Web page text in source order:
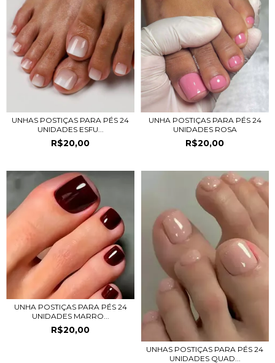
UNHAS POSTIÇAS PARA PÉS 24
UNIDADES ESFU...
R$20,00
UNHA POSTIÇAS PARA PÉS 24
UNIDADES ROSA
R$20,00
UNHA POSTIÇAS PARA PÉS 24
UNIDADES MARRO...
R$20,00
UNHAS POSTIÇAS PARA PÉS 24
UNIDADES QUAD...